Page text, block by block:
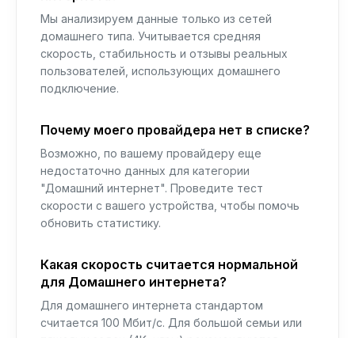
Мы анализируем данные только из сетей
домашнего типа. Учитывается средняя
скорость, стабильность и отзывы реальных
пользователей, использующих домашнего
подключение.
Почему моего провайдера нет в списке?
Возможно, по вашему провайдеру еще
недостаточно данных для категории
"Домашний интернет". Проведите тест
скорости с вашего устройства, чтобы помочь
обновить статистику.
Какая скорость считается нормальной
для Домашнего интернета?
Для домашнего интернета стандартом
считается 100 Мбит/с. Для большой семьи или